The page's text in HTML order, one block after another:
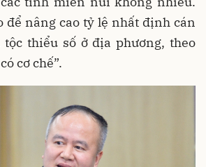
để nâng cao tỷ lệ nhất định cán
thiểu số ở địa phương, theo
cơ chế”.